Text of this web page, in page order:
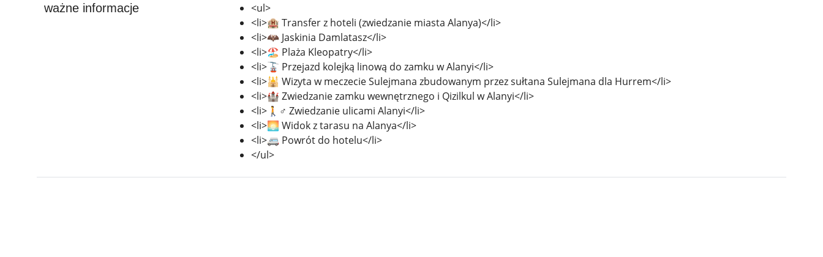
ważne informacje
<ul>
<li>🏨 Transfer z hoteli (zwiedzanie miasta Alanya)</li>
<li>🦇 Jaskinia Damlatasz</li>
<li>🏖️ Plaża Kleopatry</li>
<li>🚡 Przejazd kolejką linową do zamku w Alanyi</li>
<li>🕌 Wizyta w meczecie Sulejmana zbudowanym przez sułtana Sulejmana dla Hurrem</li>
<li>🏰 Zwiedzanie zamku wewnętrznego i Qizilkul w Alanyi</li>
<li>🚶♂ ️Zwiedzanie ulicami Alanyi</li>
<li>🌅 Widok z tarasu na Alanya</li>
<li>🚐 Powrót do hotelu</li>
</ul>